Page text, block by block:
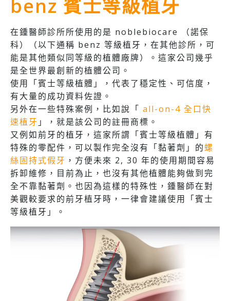
benz 賓士等級植牙
在鍾醫師診所所使用的是 noblebiocare （諾保
科）（以下通稱 benz 等級植牙，在其他診所，可
能是其他類似同等級的植體廠牌）。這家公司幾乎
是全世界最創新的植體公司。
使用「賓士等級植體」，代表了穩定性、可信度，
有大量的成功資料佐證。
另外在一些特殊案例，比如說「 all-on-4 全口快
速植牙 」，就是該公司的註冊商標。
又例如前牙的植牙，這家所謂「賓士等級植體」有
特殊的零配件，可以製作完全沒有「黏著劑」的螺
絲固持式假牙 ，方便未來 2, 30 年的使用期間容易
拆卸維修，目前為止，也沒有其他植體能夠做到完
全不靠黏著劑。也因為這樣的特殊性，鍾醫師在對
美觀較要求的前牙植牙時，一律會建議使用「賓士
等級植牙」。